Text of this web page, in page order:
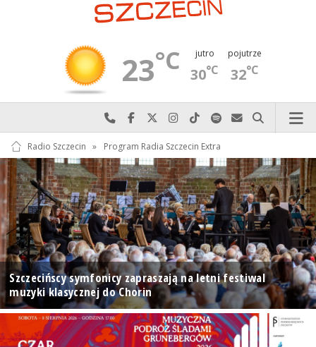
23°C jutro
30°C
pojutrze
32°C
Najlepiej po prostu do nas zadzwoń
Odwiedź nas na Facebook-u
Odwiedź nas na X
Odwiedź nas na Instagram-ie
Odwiedź nas na TikTok-u
Szukaj nas na Spotify
Wyślij do nas
Szukaj
Radio Szczecin » Program Radia Szczecin Extra
Szczecińscy symfonicy zapraszają na letni festiwal
muzyki klasycznej do Chorin